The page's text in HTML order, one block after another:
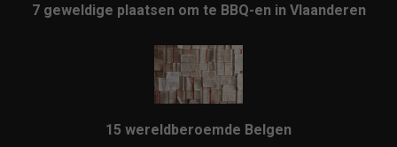
7 geweldige plaatsen om te BBQ-en in Vlaanderen
15 wereldberoemde Belgen